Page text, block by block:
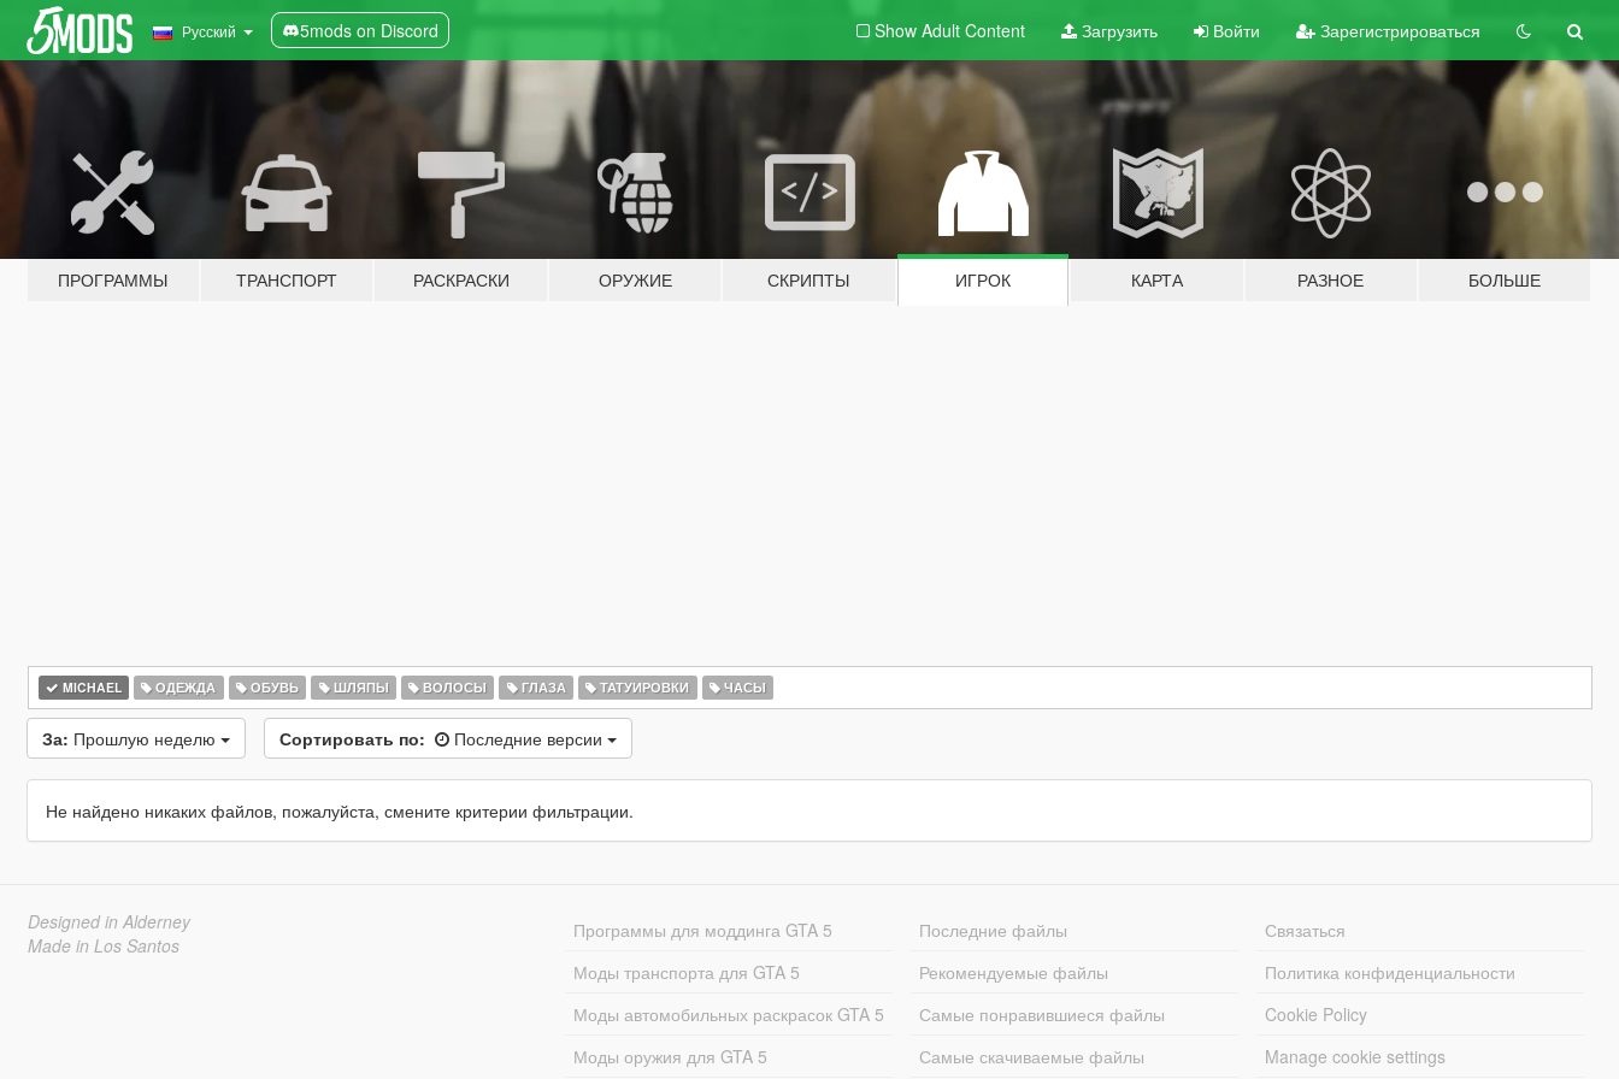
Русский 5mods on Discord Show Adult Content Загрузить Войти Зарегистрироваться
ПРОГРАММЫ ТРАНСПОРТ РАСКРАСКИ ОРУЖИЕ СКРИПТЫ ИГРОК КАРТА РАЗНОЕ БОЛЬШЕ
MICHAEL ОДЕЖДА ОБУВЬ ШЛЯПЫ ВОЛОСЫ ГЛАЗА ТАТУИРОВКИ ЧАСЫ
За: Прошлую неделю Сортировать по: Последние версии
Не найдено никаких файлов, пожалуйста, смените критерии фильтрации.
Designed in Alderney
Made in Los Santos
Программы для моддинга GTA 5
Моды транспорта для GTA 5
Моды автомобильных раскрасок GTA 5
Моды оружия для GTA 5
Последние файлы
Рекомендуемые файлы
Самые понравившиеся файлы
Самые скачиваемые файлы
Связаться
Политика конфиденциальности
Cookie Policy
Manage cookie settings